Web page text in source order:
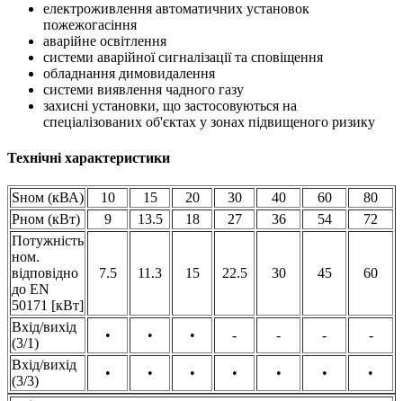
електроживлення автоматичних установок
пожежогасіння
аварійне освітлення
системи аварійної сигналізації та сповіщення
обладнання димовидалення
системи виявлення чадного газу
захисні установки, що застосовуються на
спеціалізованих об'єктах у зонах підвищеного ризику
Технічні характеристики
Sном (кВА) 10 15 20 30 40 60
80
Pном (кВт)
9 13.5 18 27 36 54
72
Потужність
ном.
відповідно
до EN
50171 [кВт]
7.5 11.3 15 22.5 30 45 60
Вхід/вихід
(3/1)
• • • - - -
-
Вхід/вихід
(3/3)
• • • • • • •